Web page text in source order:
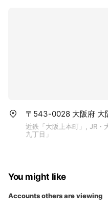
〒543-0028 大阪府 大
近鉄「大阪上本町」, JR・
九丁目」
You might like
Accounts others are viewing